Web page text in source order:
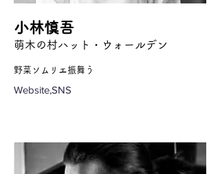
小林慎吾
萌木の村ハット・ウォールデン
野菜ソムリエ振舞う
Website,SNS